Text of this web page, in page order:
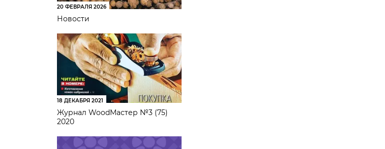
20 ФЕВРАЛЯ 2026
Новости
18 ДЕКАБРЯ 2021
Журнал WoodМастер №3 (75)
2020